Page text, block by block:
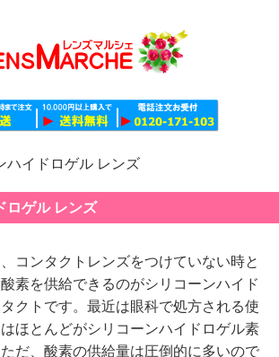
ハイドロゲル レンズ
ロゲル レンズ
コンタクトレンズをつけていない時と
素を供給できるのがシリコーンハイド
クトです。最近は眼科で処方される使
ほとんどがシリコーンハイドロゲル素
だ、酸素の供給量は圧倒的に多いので